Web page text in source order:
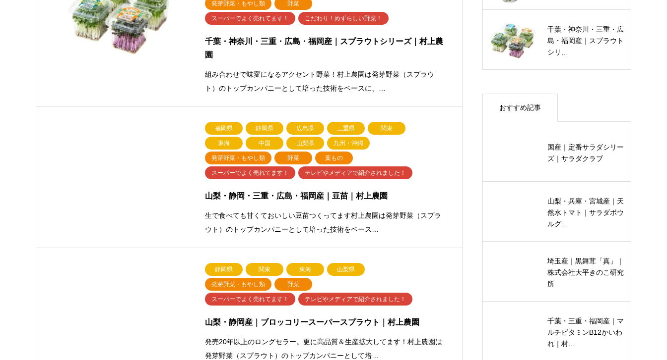
発芽野菜・もやし類 野菜
スーパーでよく売れてます！ こだわり！めずらしい野菜！
千葉・神奈川・三重・広島・福岡産｜スプラウトシリーズ｜村上農
園
組み合わせで味変になるアクセント野菜！村上農園は発芽野菜（スプラウ
ト）のトップカンパニーとして培った技術をベースに、…
福岡県 静岡県 広島県 三重県 関東
東海 中国 山梨県 九州・沖縄
発芽野菜・もやし類 野菜 葉もの
スーパーでよく売れてます！ テレビやメディアで紹介されました！
山梨・静岡・三重・広島・福岡産｜豆苗｜村上農園
生で食べても甘くておいしい豆苗つくってます村上農園は発芽野菜（スプラ
ウト）のトップカンパニーとして培った技術をベース…
静岡県 関東 東海 山梨県
発芽野菜・もやし類 野菜
スーパーでよく売れてます！ テレビやメディアで紹介されました！
山梨・静岡産｜ブロッコリースーパースプラウト｜村上農園
発売20年以上のロングセラー。更に高品質＆生産拡大してます！村上農園は
発芽野菜（スプラウト）のトップカンパニーとして培…
千葉・神奈川・三重・広
島・福岡産｜スプラウト
シリ…
おすすめ記事
国産｜定番サラダシリー
ズ｜サラダクラブ
山梨・兵庫・宮城産｜天
然水トマト｜サラダボウ
ルグ…
埼玉産｜黒舞茸「真」｜
株式会社大平きのこ研究
所
千葉・三重・福岡産｜マ
ルチビタミンB12かいわ
れ｜村…